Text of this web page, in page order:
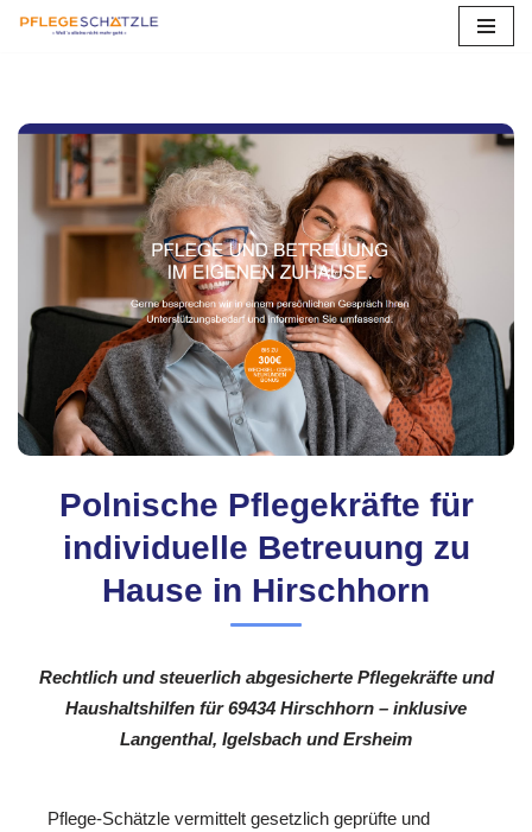
springen
Polnische Pflegekräfte für
individuelle Betreuung zu
Hause in Hirschhorn
Rechtlich und steuerlich abgesicherte Pflegekräfte und
Haushaltshilfen für 69434 Hirschhorn – inklusive
Langenthal, Igelsbach und Ersheim
Pflege-Schätzle vermittelt gesetzlich geprüfte und